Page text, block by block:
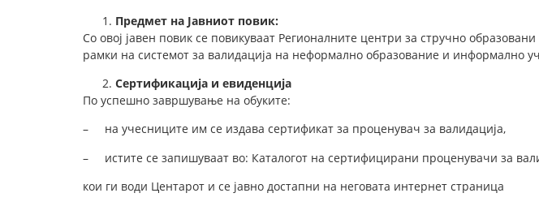
Предмет на Јавниот повик:
Со овој јавен повик се повикуваат Регионалните центри за стручно
рамки на системот за валидација на неформално образование и информално
Сертификација и евиденција
По успешно завршување на обуките:
– на учесниците им се издава сертификат за проценувач за валидација,
– истите се запишуваат во: Каталогот на сертифицирани проценувачи за
кои ги води Центарот и се јавно достапни на неговата интернет страница